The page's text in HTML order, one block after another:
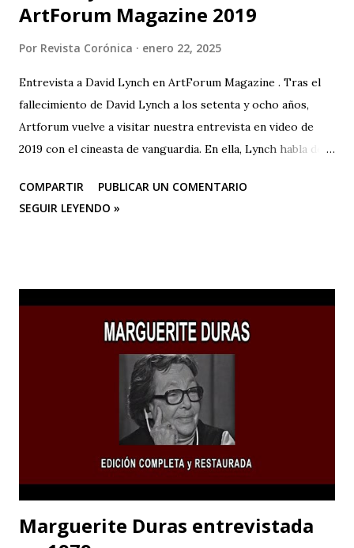
ArtForum Magazine 2019
Por Revista Corónica enero 22, 2025
Entrevista a David Lynch en ArtForum Magazine . Tras el
fallecimiento de David Lynch a los setenta y ocho años,
Artforum vuelve a visitar nuestra entrevista en video de
2019 con el cineasta de vanguardia. En ella, Lynch habla de
creación artística, desde sus años de estudiante en la
Academia de Bellas Artes de Pensilvania hasta su mudanza a
COMPARTIR
PUBLICAR UN COMENTARIO
SEGUIR LEYENDO »
Marguerite Duras entrevistada